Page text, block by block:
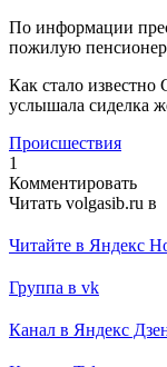
По информации
пожилую
Как стало
услышала сиделка
Происшествия
1
Комментировать
Читать volgasib.ru в
Читайте в Яндекс
Группа в vk
Канал в Яндекс